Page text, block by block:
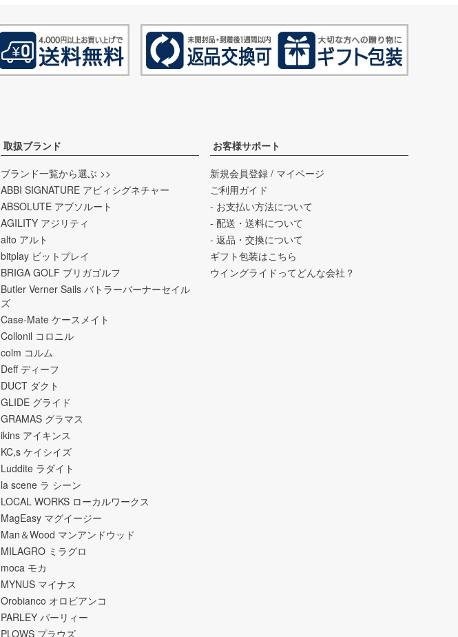
取扱ブランド
ブランド一覧から選ぶ >>
ABBI SIGNATURE アビィシグネチャー
ABSOLUTE アブソルート
AGILITY アジリティ
alto アルト
bitplay ビットプレイ
BRIGA GOLF ブリガゴルフ
Butler Verner Sails バトラーバーナーセイル
ズ
Case-Mate ケースメイト
Collonil コロニル
colm コルム
Deff ディーフ
DUCT ダクト
GLIDE グライド
GRAMAS グラマス
ikins アイキンス
KC,s ケイシイズ
Luddite ラダイト
la scene ラ シーン
LOCAL WORKS ローカルワークス
MagEasy マグイージー
Man＆Wood マンアンドウッド
MILAGRO ミラグロ
moca モカ
MYNUS マイナス
Orobianco オロビアンコ
PARLEY パーリィー
PLOWS プラウズ
お客様サポート
新規会員登録 / マイページ
ご利用ガイド
- お支払い方法について
- 配送・送料について
- 返品・交換について
ギフト包装はこちら
ウイングライドってどんな会社？